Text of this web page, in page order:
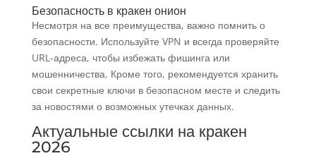
Безопасность в кракен онион
Несмотря на все преимущества, важно помнить о
безопасности. Используйте VPN и всегда проверяйте
URL-адреса, чтобы избежать фишинга или
мошенничества. Кроме того, рекомендуется хранить
свои секретные ключи в безопасном месте и следить
за новостями о возможных утечках данных.
Актуальные ссылки на кракен
2026